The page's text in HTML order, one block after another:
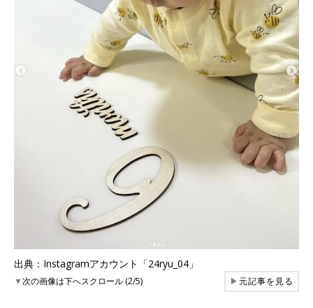
出典：Instagramアカウント「24ryu_04」
▼次の画像は下へスクロール (2/5) ▶元記事を見る